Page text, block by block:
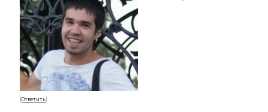
[Ответить]